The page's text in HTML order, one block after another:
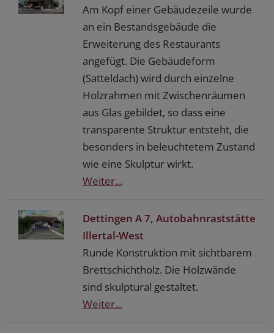
Am Kopf einer Gebäudezeile wurde
an ein Bestandsgebäude die
Erweiterung des Restaurants
angefügt. Die Gebäudeform
(Satteldach) wird durch einzelne
Holzrahmen mit Zwischenräumen
aus Glas gebildet, so dass eine
transparente Struktur entsteht, die
besonders in beleuchtetem Zustand
wie eine Skulptur wirkt.
Weiter...
Dettingen A 7, Autobahnraststätte
Illertal-West
Runde Konstruktion mit sichtbarem
Brettschichtholz. Die Holzwände
sind skulptural gestaltet.
Weiter...